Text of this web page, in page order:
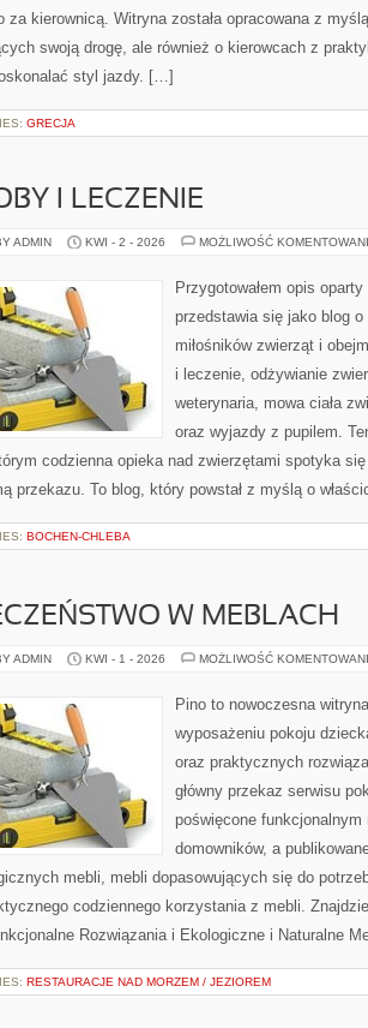
za kierownicą. Witryna została opracowana z
swoją drogę, ale również o kierowcach z
styl jazdy. […]
GRECJA
I LECZENIE
ADMIN KWI - 2 - 2026 MOŻLIWOŚĆ
Przygotowałem opis
przedstawia się jako blog
miłośników zwierząt i
i leczenie, odżywianie
weterynaria, mowa ciała
oraz wyjazdy z pupilem.
codzienna opieka nad zwierzętami spotyka
przekazu. To blog, który powstał z myślą o
BOCHEN-CHLEBA
W MEBLACH
ADMIN KWI - 1 - 2026 MOŻLIWOŚĆ
Pino to nowoczesna
wyposażeniu pokoju
oraz praktycznych
główny przekaz serwisu
poświęcone
domowników, a
mebli, mebli dopasowujących się do
codziennego korzystania z mebli.
Rozwiązania i Ekologiczne i Naturalne
RESTAURACJE NAD MORZEM / JEZIOREM